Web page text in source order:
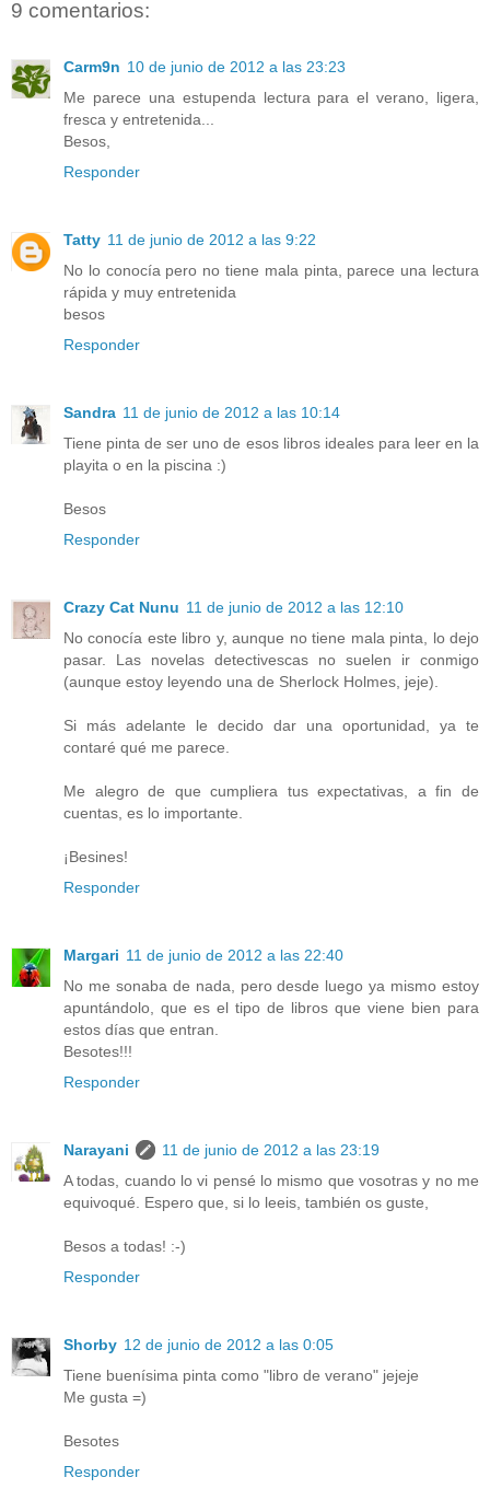
9 comentarios:
Carm9n 10 de junio de 2012 a las 23:23
Me parece una estupenda lectura para el verano, ligera,
fresca y entretenida...
Besos,
Responder
Tatty 11 de junio de 2012 a las 9:22
No lo conocía pero no tiene mala pinta, parece una lectura
rápida y muy entretenida
besos
Responder
Sandra 11 de junio de 2012 a las 10:14
Tiene pinta de ser uno de esos libros ideales para leer en la
playita o en la piscina :)
Besos
Responder
Crazy Cat Nunu 11 de junio de 2012 a las 12:10
No conocía este libro y, aunque no tiene mala pinta, lo dejo
pasar. Las novelas detectivescas no suelen ir conmigo
(aunque estoy leyendo una de Sherlock Holmes, jeje).
Si más adelante le decido dar una oportunidad, ya te
contaré qué me parece.
Me alegro de que cumpliera tus expectativas, a fin de
cuentas, es lo importante.
¡Besines!
Responder
Margari 11 de junio de 2012 a las 22:40
No me sonaba de nada, pero desde luego ya mismo estoy
apuntándolo, que es el tipo de libros que viene bien para
estos días que entran.
Besotes!!!
Responder
Narayani
11 de junio de 2012 a las 23:19
A todas, cuando lo vi pensé lo mismo que vosotras y no me
equivoqué. Espero que, si lo leeis, también os guste,
Besos a todas! :-)
Responder
Shorby 12 de junio de 2012 a las 0:05
Tiene buenísima pinta como "libro de verano" jejeje
Me gusta =)
Besotes
Responder